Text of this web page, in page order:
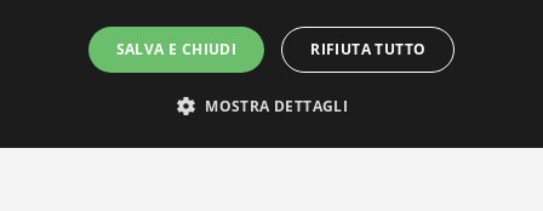
SALVA E CHIUDI RIFIUTA TUTTO
MOSTRA DETTAGLI